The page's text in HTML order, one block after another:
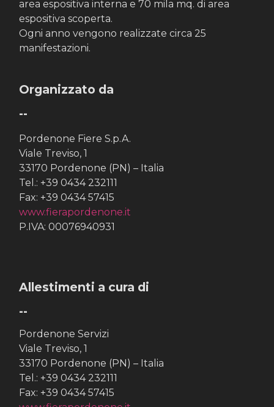
Horticulture Lighting, OSRAM GmbH
area espositiva interna e 70 mila mq. di area
espositiva scoperta.
Ogni anno vengono realizzate circa 25
manifestazioni.
Organizzato da
--
Pordenone Fiere S.p.A.
Viale Treviso, 1
33170 Pordenone (PN) – Italia
Tel.: +39 0434 232111
Fax: +39 0434 57415
www.fierapordenone.it
P.IVA: 00076940931
Allestimenti a cura di
--
Pordenone Servizi
Viale Treviso, 1
33170 Pordenone (PN) – Italia
Tel.: +39 0434 232111
Fax: +39 0434 57415